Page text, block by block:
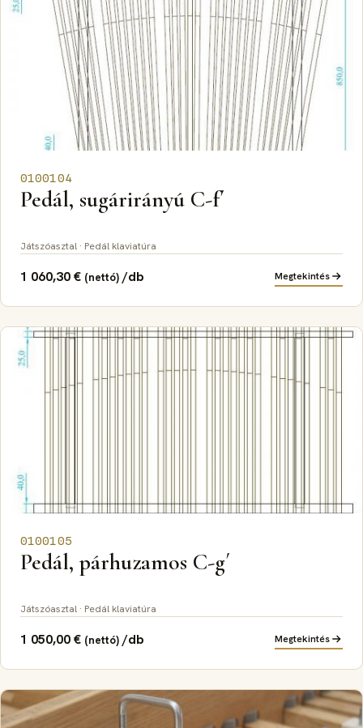
0100104
Pedál, sugárirányú C-f´
Játszóasztal · Pedál klaviatúra
1 060,30€ (nettó) /db Megtekintés
0100105
Pedál, párhuzamos C-g´
Játszóasztal · Pedál klaviatúra
1 050,00€ (nettó) /db Megtekintés